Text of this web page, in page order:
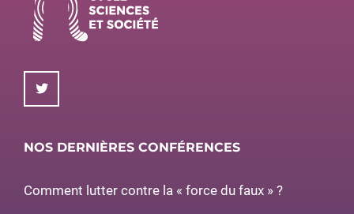
NOS DERNIÈRES CONFÉRENCES
Comment lutter contre la « force du faux » ?